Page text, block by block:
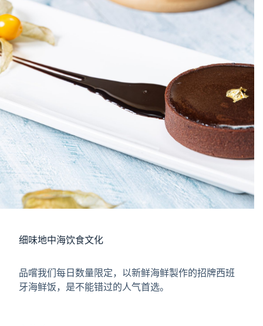
细味地中海饮食文化
品嚐我们每日数量限定，以新鲜海鲜製作的招牌西班
牙海鲜饭，是不能错过的人气首选。